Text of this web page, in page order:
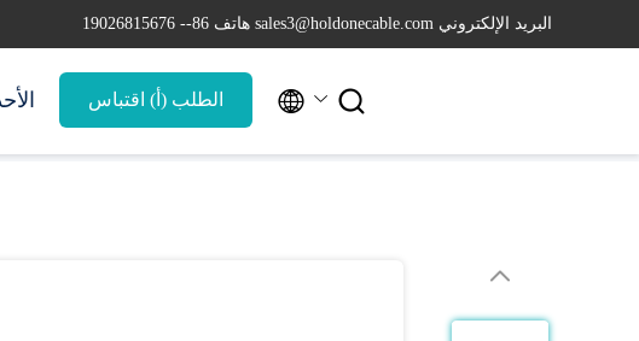
البريد الإلكتروني sales3@holdonecable.com هاتف 86-- 19026815676
الطلب (أ) اقتباس  